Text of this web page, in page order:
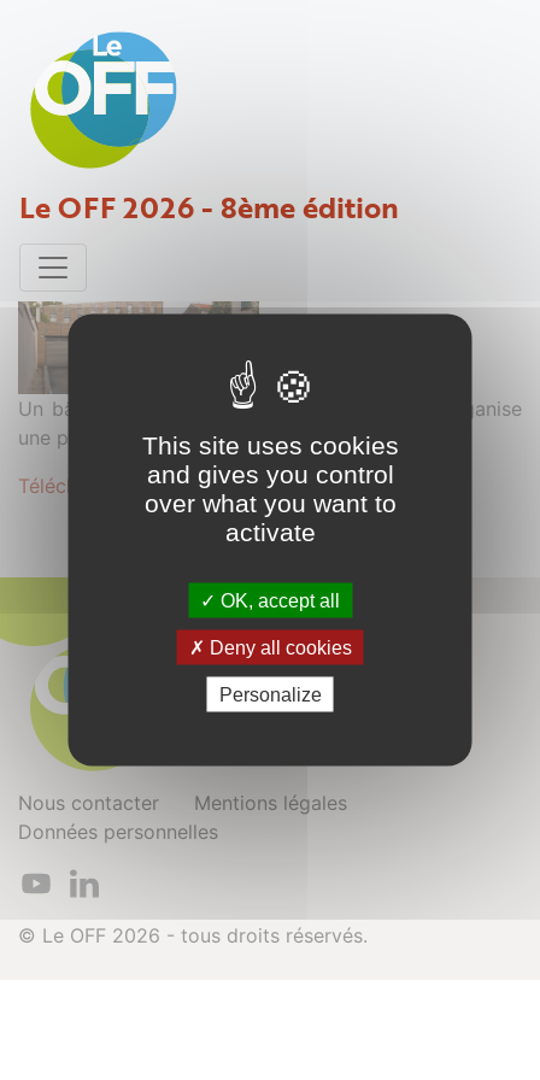
Le OFF 2026 - 8ème édition
Siège social société SOFRATHERM
Projet déposé par Leclerc-Piquer - 11 novembre 2016
Un bâtiment boîte à outils qui distribue et réorganise
une parcelle au cœur d'un tissu pavillonnaire.
Télécharger le dossier complet au format .PDF
Nous contacter
Mentions légales
Données personnelles
© Le OFF 2026 - tous droits réservés.
This site uses cookies
and gives you control
over what you want to
activate
OK, accept all
Deny all cookies
Personalize